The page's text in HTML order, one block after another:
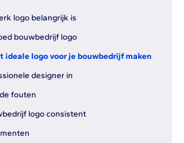
logo belangrijk is
bouwbedrijf logo
ideale logo voor je bouwbedrijf maken
designer in
fouten
logo consistent